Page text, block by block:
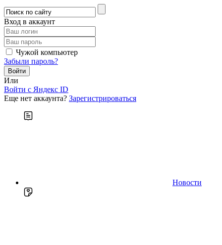
Вход в аккаунт
Чужой компьютер
Забыли пароль?
Или
Войти c Яндекс ID
Еще нет аккаунта? Зарегистрироваться
Новости